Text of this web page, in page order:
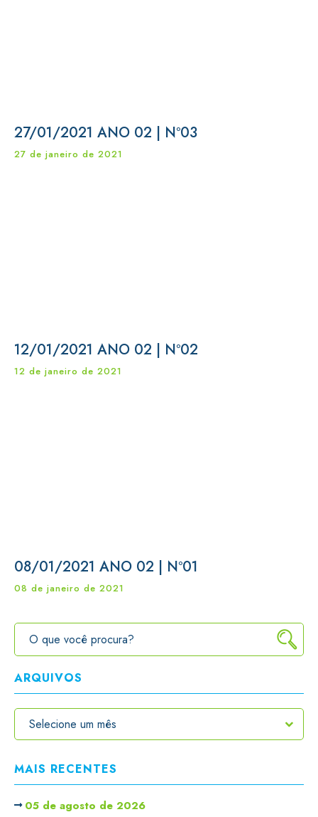
27/01/2021 ANO 02 | Nº03
27 de janeiro de 2021
12/01/2021 ANO 02 | Nº02
12 de janeiro de 2021
08/01/2021 ANO 02 | Nº01
08 de janeiro de 2021
ARQUIVOS
MAIS RECENTES
05 de agosto de 2026